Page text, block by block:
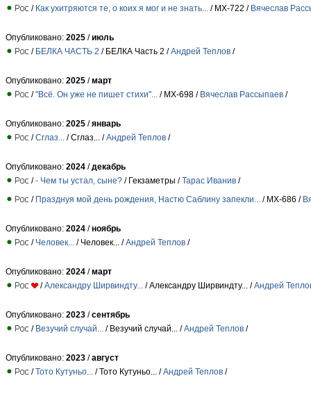
/ Как ухитряются те, о коих я мог и не знать... / МХ-722 / Вячеслав
Опубликовано: 2025 /июль
/ БЕЛКА ЧАСТЬ 2 / БЕЛКА Часть 2 /Андрей Теплов /
Опубликовано: 2025 /март
/"Всё. Он уже не пишет стихи"... / МХ-698 / Вячеслав Рассыпаев /
Опубликовано: 2025 /январь
/Сглаз... / Сглаз... /Андрей Теплов /
Опубликовано: 2024 /декабрь
/- Чем ты устал, сыне? / Гекзаметры /Тарас Иванив /
/ Празднуя мой день рождения, Настю Саблину запекли... / МХ-686 /
Опубликовано: 2024 /ноябрь
/ Человек... / Человек... /Андрей Теплов /
Опубликовано: 2024 /март
/Александру Ширвиндту... / Александру Ширвиндту... /Андрей
Опубликовано: 2023 /сентябрь
/ Везучий случай... / Везучий случай... /Андрей Теплов /
Опубликовано: 2023 /август
/Тото Кутуньо... / Тото Кутуньо... /Андрей Теплов /